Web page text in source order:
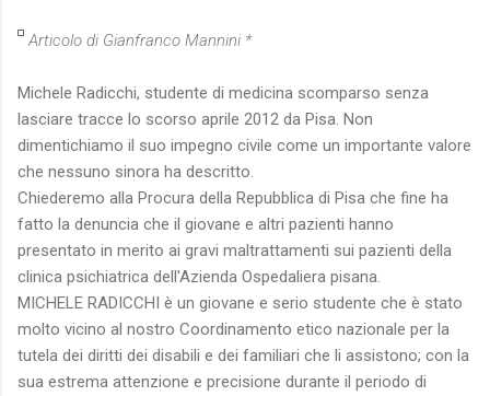
Articolo di Gianfranco Mannini *
Michele Radicchi, studente di medicina scomparso senza
lasciare tracce lo scorso aprile 2012 da Pisa. Non
dimentichiamo il suo impegno civile come un importante valore
che nessuno sinora ha descritto.
Chiederemo alla Procura della Repubblica di Pisa che fine ha
fatto la denuncia che il giovane e altri pazienti hanno
presentato in merito ai gravi maltrattamenti sui pazienti della
clinica psichiatrica dell'Azienda Ospedaliera pisana.
MICHELE RADICCHI è un giovane e serio studente che è stato
molto vicino al nostro Coordinamento etico nazionale per la
tutela dei diritti dei disabili e dei familiari che li assistono; con la
sua estrema attenzione e precisione durante il periodo di